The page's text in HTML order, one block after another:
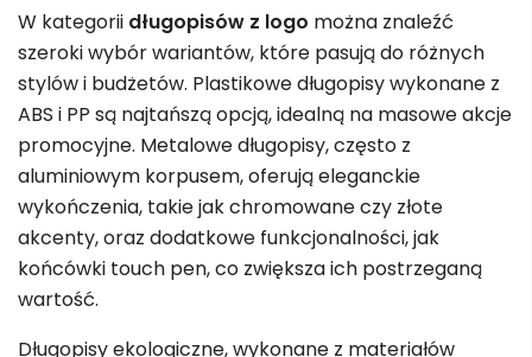
W kategorii długopisów z logo można znaleźć
szeroki wybór wariantów, które pasują do różnych
stylów i budżetów. Plastikowe długopisy wykonane z
ABS i PP są najtańszą opcją, idealną na masowe akcje
promocyjne. Metalowe długopisy, często z
aluminiowym korpusem, oferują eleganckie
wykończenia, takie jak chromowane czy złote
akcenty, oraz dodatkowe funkcjonalności, jak
końcówki touch pen, co zwiększa ich postrzeganą
wartość.
Długopisy ekologiczne, wykonane z materiałów